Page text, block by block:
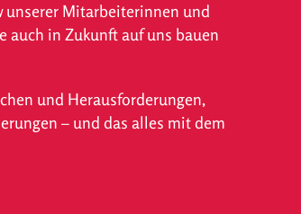
unserer Mitarbeiterinnen und
auch in Zukunft auf uns bauen
und Herausforderungen,
– und das alles mit dem